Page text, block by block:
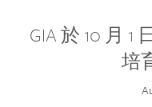
GIA 於 10 月
培